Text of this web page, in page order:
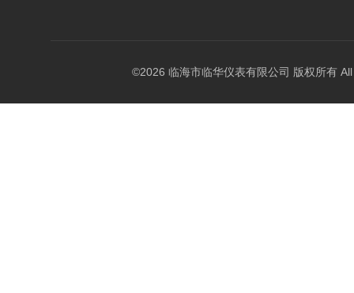
©2026 临海市临华仪表有限公司 版权所有